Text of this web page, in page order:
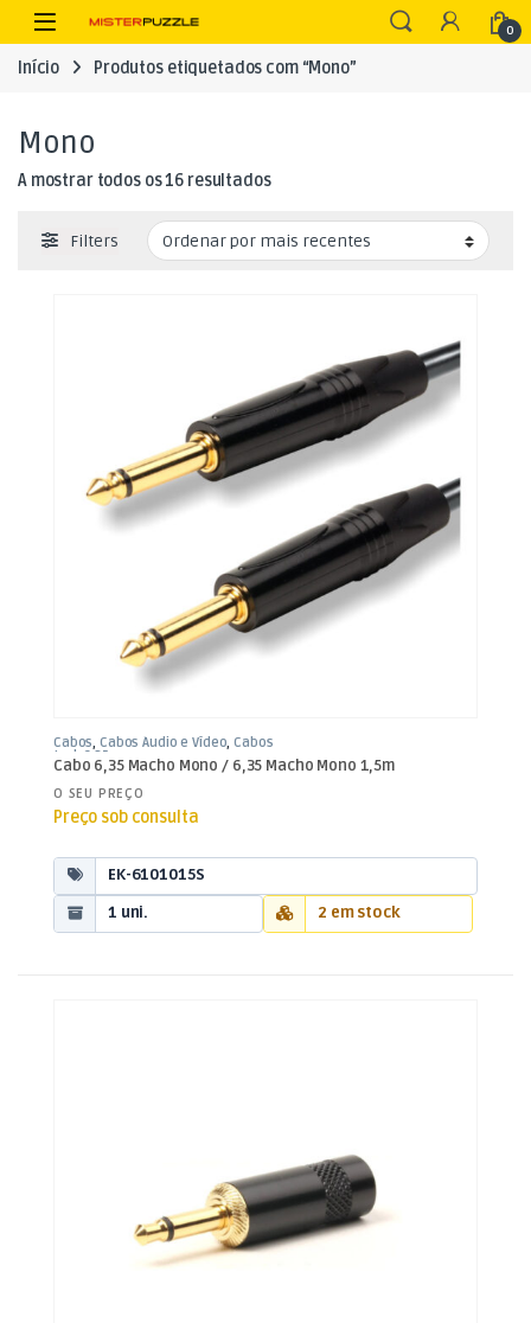
Skip to navigation
Skip to content
Open 0
Início Produtos etiquetados com “Mono”
Mono
A mostrar todos os 16 resultadosOrdenado por mais recentes
Filters
Cabos,Cabos Áudio e Vídeo,Cabos
Jack 6,35mm
Cabo 6,35 Macho Mono / 6,35 Macho Mono 1,5m
O SEU PREÇO
Preço sob consulta
EK-6101015S
1 uni.
2 em stock